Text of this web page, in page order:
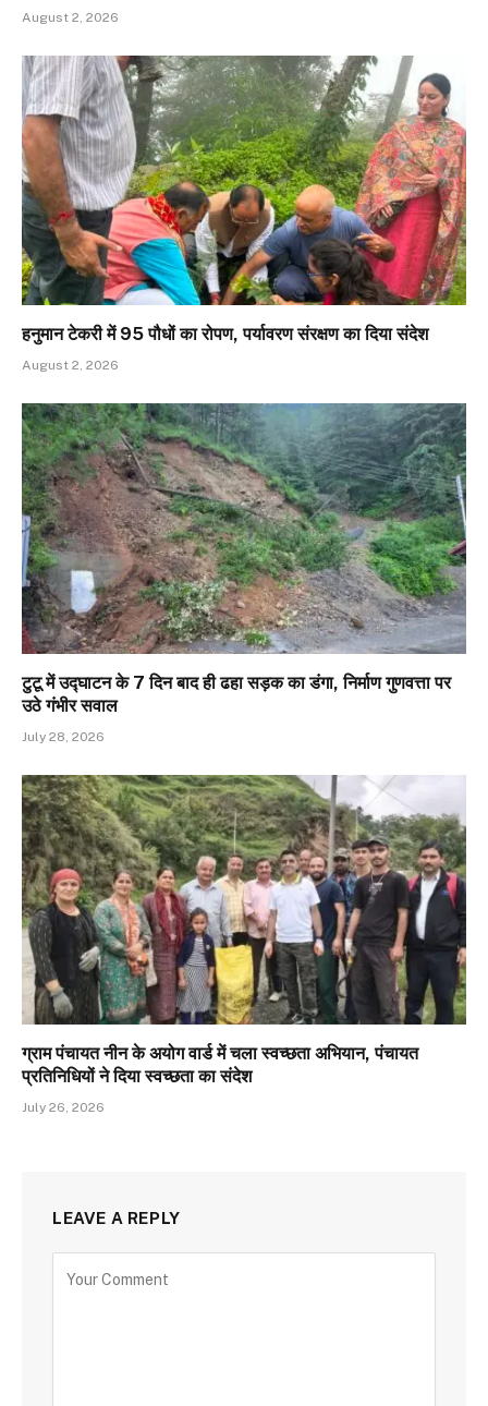
August 2, 2026
हनुमान टेकरी में 95 पौधों का रोपण, पर्यावरण संरक्षण का दिया संदेश
August 2, 2026
टुटू में उद्घाटन के 7 दिन बाद ही ढहा सड़क का डंगा, निर्माण गुणवत्ता पर
उठे गंभीर सवाल
July 28, 2026
ग्राम पंचायत नीन के अयोग वार्ड में चला स्वच्छता अभियान, पंचायत
प्रतिनिधियों ने दिया स्वच्छता का संदेश
July 26, 2026
LEAVE A REPLY